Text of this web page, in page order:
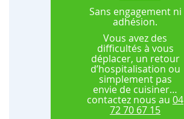
Sans engagement ni
adhésion.
Vous avez des
difficultés à vous
déplacer, un retour
d’hospitalisation ou
simplement pas
envie de cuisiner…
contactez nous au 04
72 70 67 15